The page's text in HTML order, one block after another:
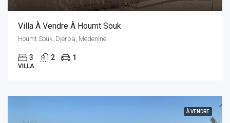
Villa À Vendre À Houmt Souk
Houmt Souk, Djerba, Médenine
3 2 1
VILLA
À VENDRE